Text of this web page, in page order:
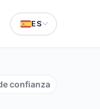
ES
confianza